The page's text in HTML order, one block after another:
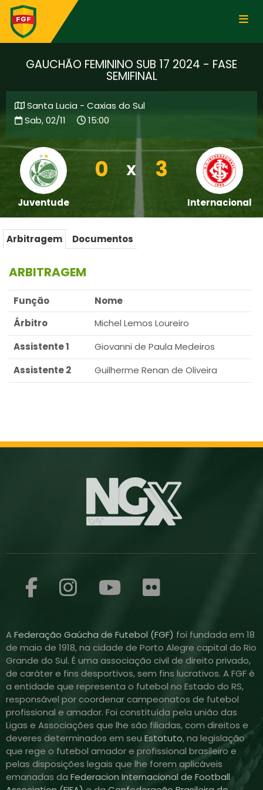
GAUCHÃO FEMININO SUB 17 2024 - FASE
SEMIFINAL
Santa Lucia - Caxias do Sul
Sab, 02/11
15:00
Juventude
0 X 3
Internacional
Arbitragem Documentos
ARBITRAGEM
Função
Nome
Árbitro
Michel Lemos Loureiro
Assistente 1
Giovanni de Paula Medeiros
Assistente 2
Guilherme Renan de Oliveira
AFederação Gaúcha de Futebol (FGF) foi fundada em 18
de maio de 1918, na cidade de Porto Alegre capital do Rio
Grande do Sul. É uma associação civil de direito privado,
de caráter e fins desportivos, sem fins lucrativos. A FGF é
a entidade que representa o futebol no Estado do RS,
responsável por coordenar campeonatos de futebol
profissional e amador. Foi constituída pela união das
Ligas e Associações que lhe são filiadas, com direitos e
deveres determinados em seu Estatuto, na legislação
que rege o futebol amador e profissional brasileiro e
pelas disposições legais que lhe forem aplicáveis
emanadas da Federacion Internacional de Football